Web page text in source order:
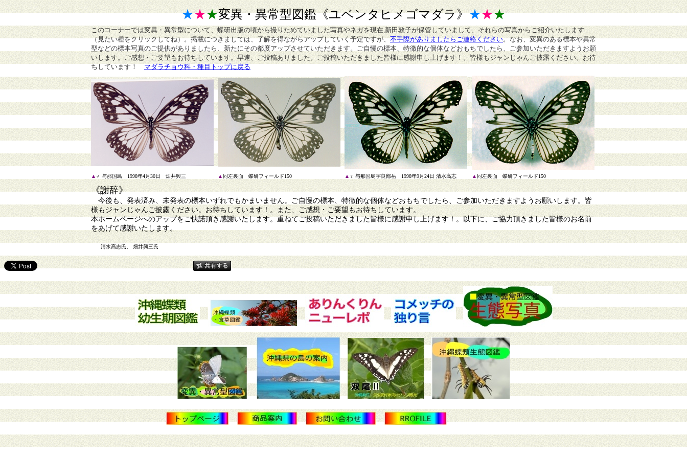
★★★変異・異常型図鑑《ユベンタヒメゴマダラ》★★★
このコーナーでは変異・異常型について、蝶研出版の頃から撮りためていました写真やネガを現在,新田敦子が保管していまして、それらの写真からご紹介いたします
（見たい種をクリックしてね）。掲載につきましては、了解を得ながらアップしていく予定ですが、不手際がありましたらご連絡ください。なお、変異のある標本や異常
型などの標本写真のご提供がありましたら、新たにその都度アップさせていただきます。ご自慢の標本、特徴的な個体などおもちでしたら、ご参加いただきますようお願
いします。ご感想・ご要望もお待ちしています。早速、ご投稿ありました。ご投稿いただきました皆様に感謝申し上げます！。皆様もジャンじゃんご披露ください。お待
ちしています！
マダラチョウ科・種目トップに戻る
▲ ♂ 与那国島 1998年4月30日 畑井興三 ▲ 同左裏面 蝶研フィールド150 ▲ ♀ 与那国島宇良部岳 1998年9月24日 清水高志 ▲ 同左裏面 蝶研フィールド150
《謝辞》
今後も、発表済み、未発表の標本いずれでもかまいません。ご自慢の標本、特徴的な個体などおもちでしたら、ご参加いただきますようお願いします。皆
様もジャンじゃんご披露ください。お待ちしています！。また、ご感想・ご要望もお待ちしています。
本ホームページへのアップをご快諾頂き感謝いたします。重ねてご投稿いただきました皆様に感謝申し上げます！。以下に、ご協力頂きました皆様のお名前
をあげて感謝いたします。
清水高志氏、 畑井興三氏